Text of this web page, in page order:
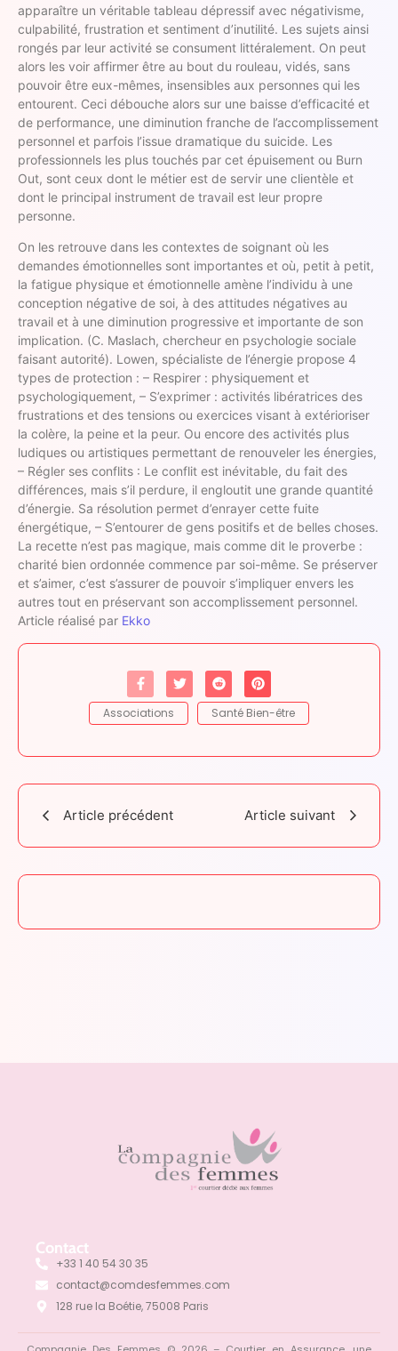
apparaître un véritable tableau dépressif avec négativisme,
culpabilité, frustration et sentiment d’inutilité. Les sujets ainsi
rongés par leur activité se consument littéralement. On peut
alors les voir affirmer être au bout du rouleau, vidés, sans
pouvoir être eux-mêmes, insensibles aux personnes qui les
entourent. Ceci débouche alors sur une baisse d’efficacité et
de performance, une diminution franche de l’accomplissement
personnel et parfois l’issue dramatique du suicide. Les
professionnels les plus touchés par cet épuisement ou Burn
Out, sont ceux dont le métier est de servir une clientèle et
dont le principal instrument de travail est leur propre
personne.
On les retrouve dans les contextes de soignant où les
demandes émotionnelles sont importantes et où, petit à petit,
la fatigue physique et émotionnelle amène l’individu à une
conception négative de soi, à des attitudes négatives au
travail et à une diminution progressive et importante de son
implication. (C. Maslach, chercheur en psychologie sociale
faisant autorité). Lowen, spécialiste de l’énergie propose 4
types de protection : – Respirer : physiquement et
psychologiquement, – S’exprimer : activités libératrices des
frustrations et des tensions ou exercices visant à extérioriser
la colère, la peine et la peur. Ou encore des activités plus
ludiques ou artistiques permettant de renouveler les énergies,
– Régler ses conflits : Le conflit est inévitable, du fait des
différences, mais s’il perdure, il engloutit une grande quantité
d’énergie. Sa résolution permet d’enrayer cette fuite
énergétique, – S’entourer de gens positifs et de belles choses.
La recette n’est pas magique, mais comme dit le proverbe :
charité bien ordonnée commence par soi-même. Se préserver
et s’aimer, c’est s’assurer de pouvoir s’impliquer envers les
autres tout en préservant son accomplissement personnel.
Article réalisé par Ekko
Associations Santé Bien-être
Article précédent Article suivant
Contact
+33 1 40 54 30 35
contact@comdesfemmes.com
128 rue la Boétie, 75008 Paris